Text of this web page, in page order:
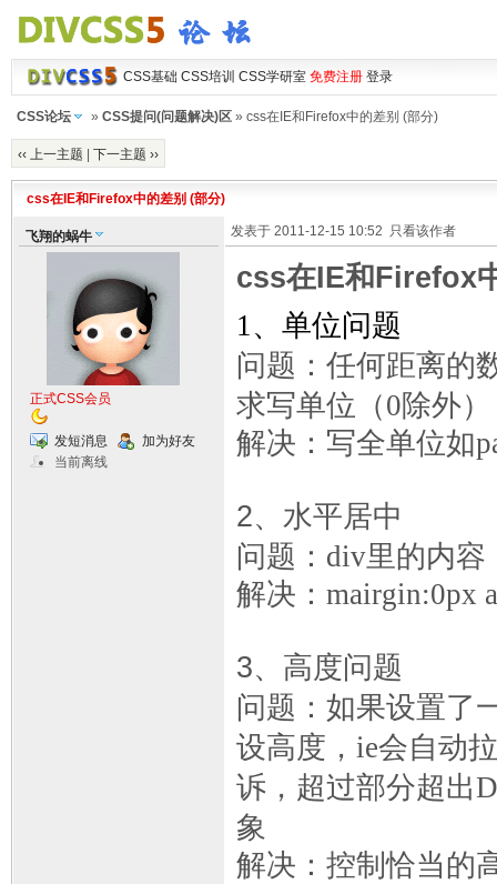
CSS基础 CSS培训 CSS学研室 免费注册 登录
CSS论坛 » CSS提问(问题解决)区» css在IE和Firefox中的差别 (部分)
‹‹ 上一主题 下一主题 ››
css在IE和Firefox中的差别 (部分)
飞翔的蜗牛
正式CSS会员
发短消息
加为好友
当前离线
发表于 2011-12-15 10:52 只看该作者
css在IE和Firefox
1、单位问题
问题：任何距离的
求写单位（0除外）
解决：写全单位如
2、水平居中
问题： div里的内容
解决： mairgin:0px
3、高度问题
问题：如果设置了
设高度， ie会自动
诉，超过部分超出
象
解决：控制恰当的